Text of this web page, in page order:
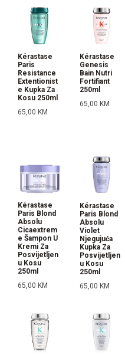
Kérastase
Paris
Resistance
Extentionist
e Kupka Za
Kosu 250ml
65,00 KM
Kérastase
Genesis
Bain Nutri
Fortifiant
250ml
65,00 KM
Kérastase
Paris Blond
Absolu
Cicaextrem
e Šampon U
Kremi Za
Posvijetljen
u Kosu
250ml
65,00 KM
Kérastase
Paris Blond
Absolu
Violet
Njegujuća
Kupka Za
Posvijetljen
u Kosu
250ml
65,00 KM